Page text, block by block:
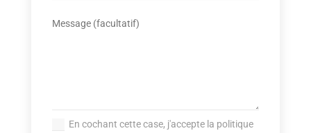
En cochant cette case, j'accepte la politique